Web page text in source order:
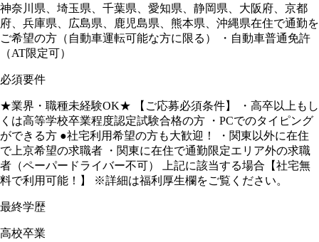
神奈川県、埼玉県、千葉県、愛知県、静岡県、大阪府、京都
府、兵庫県、広島県、鹿児島県、熊本県、沖縄県在住で通勤を
ご希望の方（自動車運転可能な方に限る） ・自動車普通免許
（AT限定可）
必須要件
★業界・職種未経験OK★ 【ご応募必須条件】 ・高卒以上もし
くは高等学校卒業程度認定試験合格の方 ・PCでのタイピング
ができる方 ●社宅利用希望の方も大歓迎！ ・関東以外に在住
で上京希望の求職者 ・関東に在住で通勤限定エリア外の求職
者（ペーパードライバー不可） 上記に該当する場合【社宅無
料で利用可能！】 ※詳細は福利厚生欄をご覧ください。
最終学歴
高校卒業